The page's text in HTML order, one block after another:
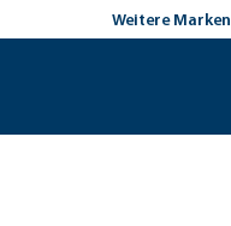
Weitere Marken